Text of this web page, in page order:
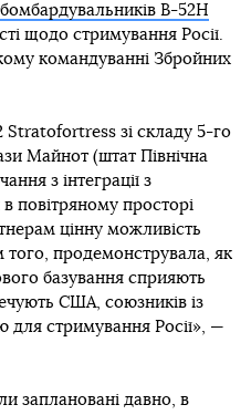
B-52H
щодо стримування Росії.
командуванні Збройних
зі складу 5-го
Майнот (штат Північна
з інтеграції з
повітряному просторі
цінну можливість
того, продемонструвала, як
базування сприяють
США, союзників із
для стримування Росії», —
заплановані давно, в